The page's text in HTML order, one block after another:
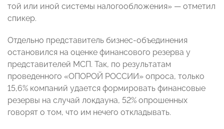
той или иной системы налогообложения» — отметил
спикер.
Отдельно представитель бизнес-объединения
остановился на оценке финансового резерва у
представителей МСП. Так, по результатам
проведенного «ОПОРОЙ РОССИИ» опроса, только
15,6% компаний удается формировать финансовые
резервы на случай локдауна, 52% опрошенных
говорят о том, что им нечего откладывать.